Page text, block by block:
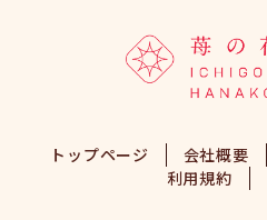
トップページ 会社概要
利用規約